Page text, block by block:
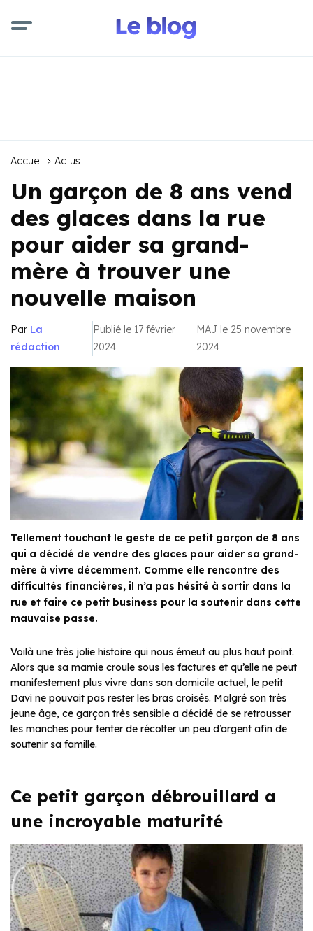
Accueil Actus
Un garçon de 8 ans vend
des glaces dans la rue
pour aider sa grand-
mère à trouver une
nouvelle maison
Par La
rédaction
Publié le 17 février
2024
MAJ le 25 novembre
2024
Tellement touchant le geste de ce petit garçon de 8 ans
qui a décidé de vendre des glaces pour aider sa grand-
mère à vivre décemment. Comme elle rencontre des
difficultés financières, il n’a pas hésité à sortir dans la
rue et faire ce petit business pour la soutenir dans cette
mauvaise passe.
Voilà une très jolie histoire qui nous émeut au plus haut point.
Alors que sa mamie croule sous les factures et qu’elle ne peut
manifestement plus vivre dans son domicile actuel, le petit
Davi ne pouvait pas rester les bras croisés. Malgré son très
jeune âge, ce garçon très sensible a décidé de se retrousser
les manches pour tenter de récolter un peu d’argent afin de
soutenir sa famille.
Ce petit garçon débrouillard a
une incroyable maturité